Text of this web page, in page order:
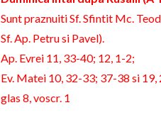
Sunt praznuiti Sf. Sfintit Mc.
Sf. Ap. Petru si Pavel).
Ap. Evrei 11, 33-40; 12, 1-2;
Ev. Matei 10, 32-33; 37-38 si
glas 8, voscr. 1